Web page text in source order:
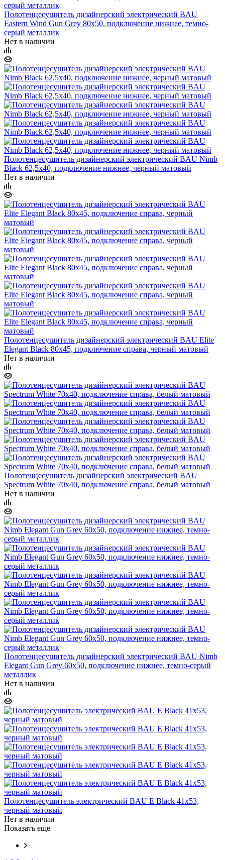
Полотенцесушитель дизайнерский электрический BAU
Eastern Wind Gun Grey 80х50, подключение нижнее, темно-
серый металлик
Нет в наличии
Полотенцесушитель дизайнерский электрический BAU Nimb
Black 62,5х40, подключение нижнее, черный матовый
Нет в наличии
Полотенцесушитель дизайнерский электрический BAU Elite
Elegant Black 80х45, подключение справа, черный матовый
Нет в наличии
Полотенцесушитель дизайнерский электрический BAU
Spectrum White 70х40, подключение справа, белый матовый
Нет в наличии
Полотенцесушитель дизайнерский электрический BAU Nimb
Elegant Gun Grey 60х50, подключение нижнее, темно-серый
металлик
Нет в наличии
Полотенцесушитель электрический BAU E Black 41х53,
черный матовый
Нет в наличии
Показать еще